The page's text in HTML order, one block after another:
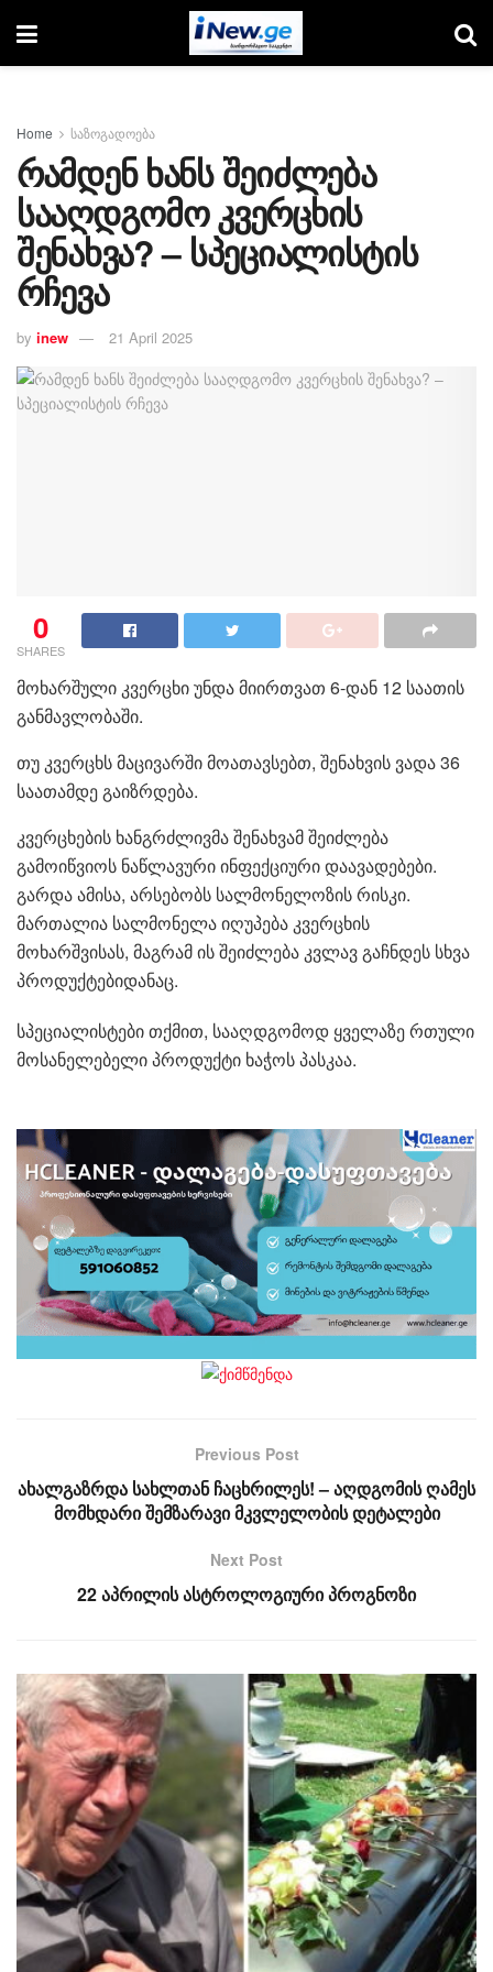
Home საზოგადოება
რამდენ ხანს შეიძლება
სააღდგომო კვერცხის
შენახვა? – სპეციალისტის
რჩევა
by inew 21 April 2025
0
SHARES
მოხარშული კვერცხი უნდა მიირთვათ 6-დან 12 საათის
განმავლობაში.
თუ კვერცხს მაცივარში მოათავსებთ, შენახვის ვადა 36
საათამდე გაიზრდება.
კვერცხების ხანგრძლივმა შენახვამ შეიძლება
გამოიწვიოს ნაწლავური ინფექციური დაავადებები.
გარდა ამისა, არსებობს სალმონელოზის რისკი.
მართალია სალმონელა იღუპება კვერცხის
მოხარშვისას, მაგრამ ის შეიძლება კვლავ გაჩნდეს სხვა
პროდუქტებიდანაც.
სპეციალისტები თქმით, სააღდგომოდ ყველაზე რთული
მოსანელებელი პროდუქტი ხაჭოს პასკაა.
Previous Post
ახალგაზრდა სახლთან ჩაცხრილეს! – აღდგომის ღამეს
მომხდარი შემზარავი მკვლელობის დეტალები
Next Post
22 აპრილის ასტროლოგიური პროგნოზი